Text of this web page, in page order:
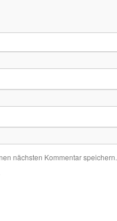
nächsten Kommentar speichern.